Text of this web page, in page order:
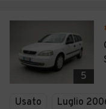
5
Usato Luglio